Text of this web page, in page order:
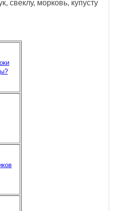
свеклу, морковь, купусту